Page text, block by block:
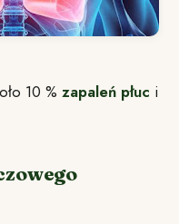
10 %zapaleń płuc i